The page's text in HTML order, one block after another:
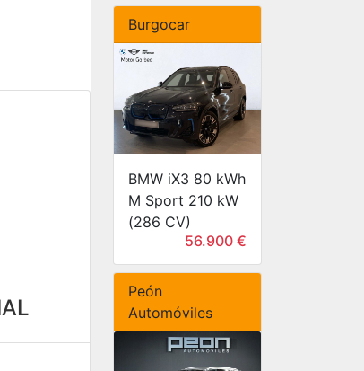
Burgocar
BMW iX3 80 kWh
M Sport 210 kW
(286 CV)
56.900 €
Peón
Automóviles